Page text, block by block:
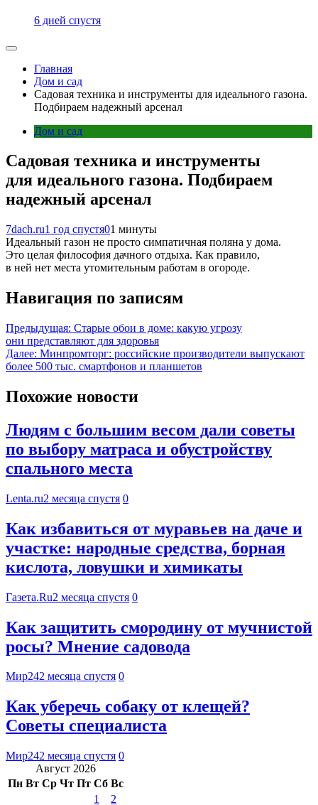
6 дней спустя
Главная
Дом и сад
Садовая техника и инструменты для идеального газона.
Подбираем надежный арсенал
Дом и сад
Садовая техника и инструменты
для идеального газона. Подбираем
надежный арсенал
7dach.ru1 год спустя01 минуты
Идеальный газон не просто симпатичная поляна у дома.
Это целая философия дачного отдыха. Как правило,
в ней нет места утомительным работам в огороде.
Навигация по записям
Предыдущая: Старые обои в доме: какую угрозу
они представляют для здоровья
Далее: Минпромторг: российские производители выпускают
более 500 тыс. смартфонов и планшетов
Похожие новости
Людям с большим весом дали советы
по выбору матраса и обустройству
спального места
Lenta.ru2 месяца спустя 0
Как избавиться от муравьев на даче и
участке: народные средства, борная
кислота, ловушки и химикаты
Газета.Ru2 месяца спустя 0
Как защитить смородину от мучнистой
росы? Мнение садовода
Мир242 месяца спустя 0
Как уберечь собаку от клещей?
Советы специалиста
Мир242 месяца спустя 0
Август 2026
Пн Вт Ср Чт Пт Сб Вс
1
2